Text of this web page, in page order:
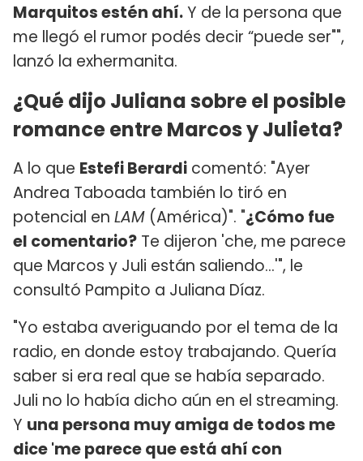
Marquitos estén ahí.Y de la persona que
me llegó el rumor podés decir “puede ser"",
lanzó la exhermanita.
¿Qué dijo Juliana sobre el posible
romance entre Marcos y Julieta?
A lo que Estefi Berardi comentó: "Ayer
Andrea Taboada también lo tiró en
potencial en LAM (América)". "¿Cómo fue
el comentario? Te dijeron 'che, me parece
que Marcos y Juli están saliendo...'", le
consultó Pampito a Juliana Díaz.
"Yo estaba averiguando por el tema de la
radio, en donde estoy trabajando. Quería
saber si era real que se había separado.
Juli no lo había dicho aún en el streaming.
Y una persona muy amiga de todos me
dice 'me parece que está ahí con